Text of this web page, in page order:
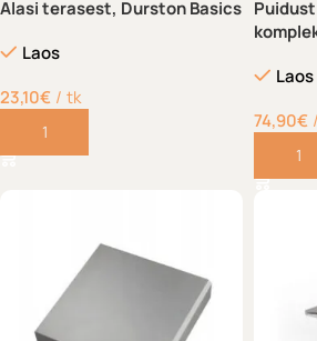
Alasi terasest, Durston Basics
Laos
23,10€ tk
Lisa korvi
Laos
74,90€
Lisa